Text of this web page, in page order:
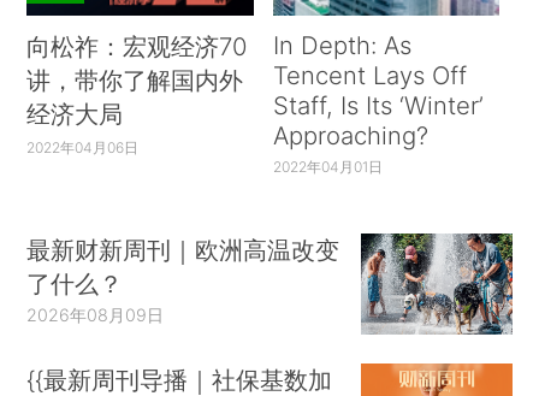
向松祚：宏观经济70
讲，带你了解国内外
经济大局
2022年04月06日
In Depth: As
Tencent Lays Off
Staff, Is Its ‘Winter’
Approaching?
2022年04月01日
最新财新周刊｜欧洲高温改变
了什么？
2026年08月09日
{{最新周刊导播｜社保基数加